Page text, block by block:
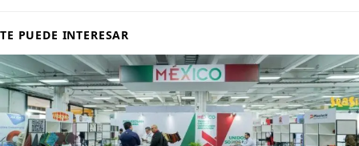
TE PUEDE INTERESAR